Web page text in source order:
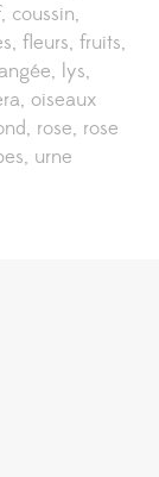
coussin
fleurs fruits
lys
oiseaux
rose rose
urne